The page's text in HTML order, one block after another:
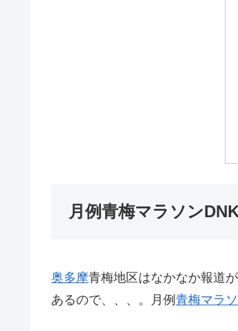
月例青梅マラソン
奥多摩青梅地区はなかなか報道
あるので、、、。月例 青梅マラ